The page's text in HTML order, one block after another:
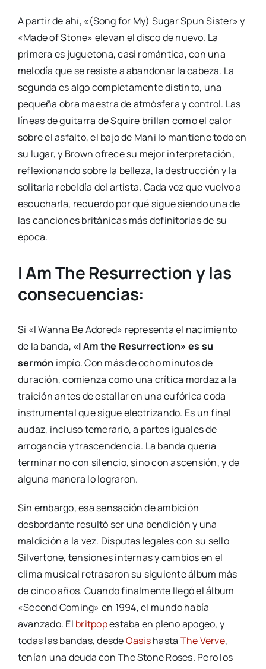
A partir de ahí, «(Song for My) Sugar Spun Sister» y
«Made of Stone» elevan el disco de nuevo. La
primera es juguetona, casi romántica, con una
melodía que se resiste a abandonar la cabeza. La
segunda es algo completamente distinto, una
pequeña obra maestra de atmósfera y control. Las
líneas de guitarra de Squire brillan como el calor
sobre el asfalto, el bajo de Mani lo mantiene todo en
su lugar, y Brown ofrece su mejor interpretación,
reflexionando sobre la belleza, la destrucción y la
solitaria rebeldía del artista. Cada vez que vuelvo a
escucharla, recuerdo por qué sigue siendo una de
las canciones británicas más definitorias de su
época.
I Am The Resurrection y las
consecuencias:
Si «I Wanna Be Adored» representa el nacimiento
de la banda, «I Am the Resurrection» es su
sermón impío. Con más de ocho minutos de
duración, comienza como una crítica mordaz a la
traición antes de estallar en una eufórica coda
instrumental que sigue electrizando. Es un final
audaz, incluso temerario, a partes iguales de
arrogancia y trascendencia. La banda quería
terminar no con silencio, sino con ascensión, y de
alguna manera lo lograron.
Sin embargo, esa sensación de ambición
desbordante resultó ser una bendición y una
maldición a la vez. Disputas legales con su sello
Silvertone, tensiones internas y cambios en el
clima musical retrasaron su siguiente álbum más
de cinco años. Cuando finalmente llegó el álbum
«Second Coming» en 1994, el mundo había
avanzado. El britpopestaba en pleno apogeo, y
todas las bandas, desdeOasishasta The Verve,
tenían una deuda con The Stone Roses. Pero los